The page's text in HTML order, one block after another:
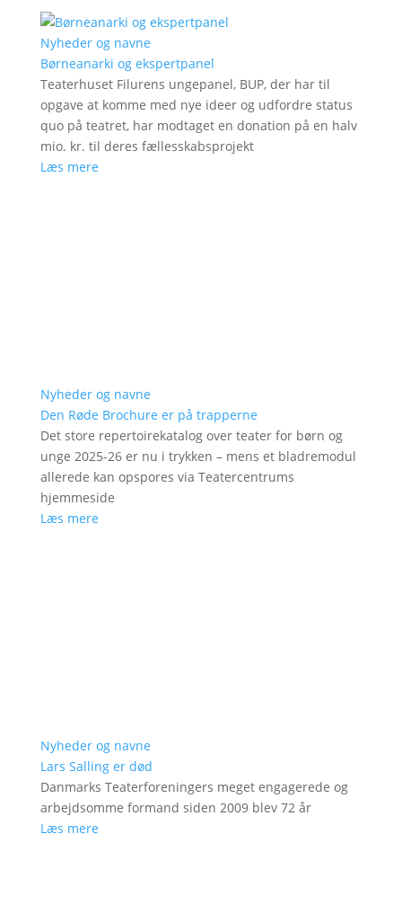
Nyheder og navne
Børneanarki og ekspertpanel
Teaterhuset Filurens ungepanel, BUP, der har til
opgave at komme med nye ideer og udfordre status
quo på teatret, har modtaget en donation på en halv
mio. kr. til deres fællesskabsprojekt
Læs mere
Nyheder og navne
Den Røde Brochure er på trapperne
Det store repertoirekatalog over teater for børn og
unge 2025-26 er nu i trykken – mens et bladremodul
allerede kan opspores via Teatercentrums
hjemmeside
Læs mere
Nyheder og navne
Lars Salling er død
Danmarks Teaterforeningers meget engagerede og
arbejdsomme formand siden 2009 blev 72 år
Læs mere